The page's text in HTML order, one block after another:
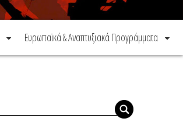
Ευρωπαϊκά & Αναπτυξιακά Προγράμματα